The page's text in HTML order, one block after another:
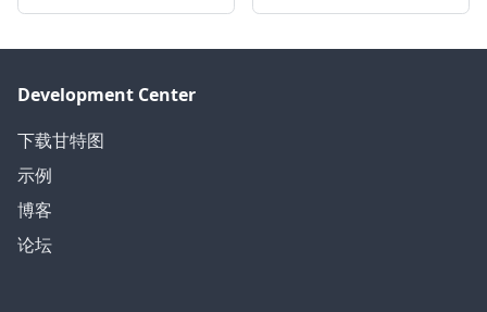
Development Center
下载甘特图
示例
博客
论坛